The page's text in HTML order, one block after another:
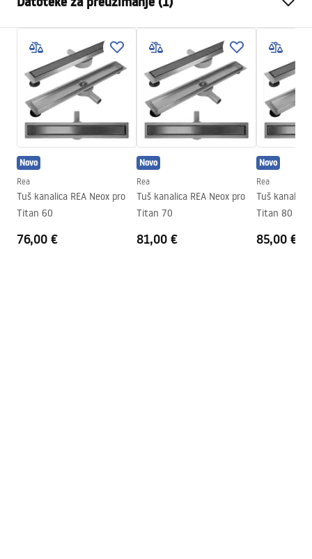
Tip sifona
360° rotirajući
Duljina kanalice (cm)
70
Materijal kanalice
Nehrđajući čelik AISI 304
Boja
Brushed Gold
Vrsta rešetke
Obostrana 2u1
Max. protok vode
0,45 l/s
Premaz
Nano Flex
Jamstvo
120 mjeseci čelična konstrukcija,
24 mjeseca preostali elementi.
Montažne upute
LINEAR-3.pdf
Novo
Rea
Tuš kanalica REA Neox pro
Titan 60
76,00 €
Novo
Rea
Tuš kanalica REA Neox pro
Titan 70
81,00 €
Novo
Rea
Tuš kanalica
Titan 80
85,00 €